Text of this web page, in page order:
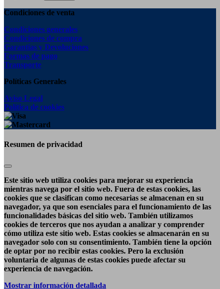
Condiciones de venta
Condiciones generales
Condiciones de compra
Garantias y Devoluciones
Formas de pago
Transporte
Políticas Generales
Aviso Legal
Política de cookies
Resumen de privacidad
Este sitio web utiliza cookies para mejorar su experiencia
mientras navega por el sitio web. Fuera de estas cookies, las
cookies que se clasifican como necesarias se almacenan en su
navegador, ya que son esenciales para el funcionamiento de las
funcionalidades básicas del sitio web. También utilizamos
cookies de terceros que nos ayudan a analizar y comprender
cómo utiliza este sitio web. Estas cookies se almacenarán en su
navegador solo con su consentimiento. También tiene la opción
de optar por no recibir estas cookies. Pero la exclusión
voluntaria de algunas de estas cookies puede afectar su
experiencia de navegación.
Mostrar información detallada